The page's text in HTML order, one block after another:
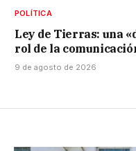
POLÍTICA
Ley de Tierras: una
rol de la
9 de agosto de 2026